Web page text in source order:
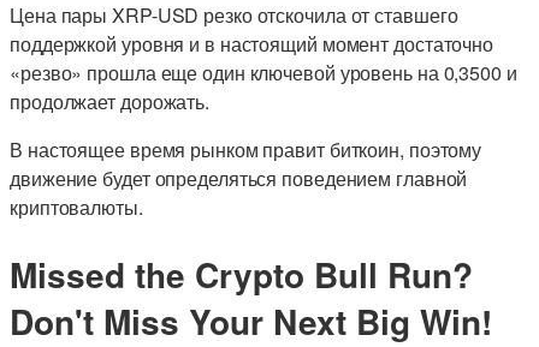
Цена пары XRP-USD резко отскочила от ставшего
поддержкой уровня и в настоящий момент достаточно
«резво» прошла еще один ключевой уровень на 0,3500 и
продолжает дорожать.
В настоящее время рынком правит биткоин, поэтому
движение будет определяться поведением главной
криптовалюты.
Missed the Crypto Bull Run?
Don't Miss Your Next Big Win!